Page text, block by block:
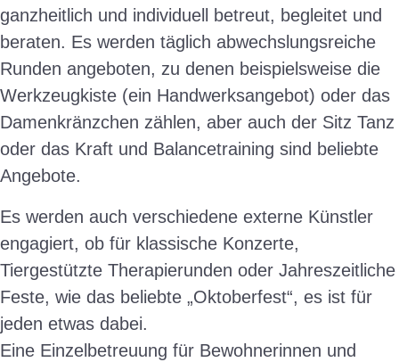
ganzheitlich und individuell betreut, begleitet und
beraten. Es werden täglich abwechslungsreiche
Runden angeboten, zu denen beispielsweise die
Werkzeugkiste (ein Handwerksangebot) oder das
Damenkränzchen zählen, aber auch der Sitz Tanz
oder das Kraft und Balancetraining sind beliebte
Angebote.
Es werden auch verschiedene externe Künstler
engagiert, ob für klassische Konzerte,
Tiergestützte Therapierunden oder Jahreszeitliche
Feste, wie das beliebte „Oktoberfest“, es ist für
jeden etwas dabei.
Eine Einzelbetreuung für Bewohnerinnen und